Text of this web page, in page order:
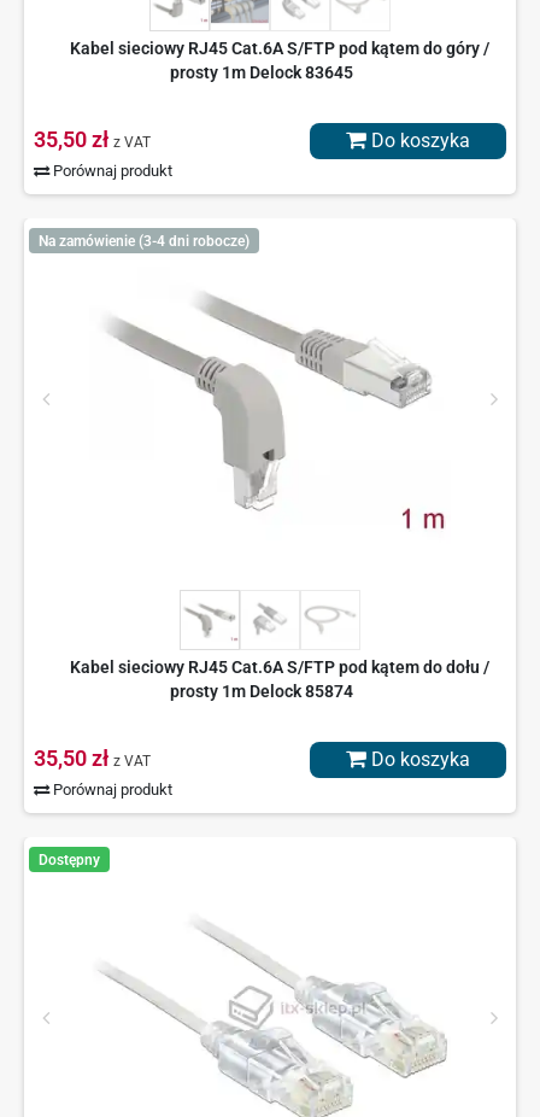
Kabel sieciowy RJ45 Cat.6A S/FTP pod kątem do góry /
prosty 1m Delock 83645
35,50 zł z VAT
Porównaj produkt
Do koszyka
Na zamówienie (3-4 dni robocze)
Kabel sieciowy RJ45 Cat.6A S/FTP pod kątem do dołu /
prosty 1m Delock 85874
35,50 zł z VAT
Porównaj produkt
Do koszyka
Dostępny